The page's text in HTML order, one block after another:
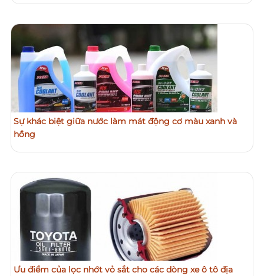
Sự khác biệt giữa nước làm mát động cơ màu xanh và
hồng
Ưu điểm của lọc nhớt vỏ sắt cho các dòng xe ô tô địa